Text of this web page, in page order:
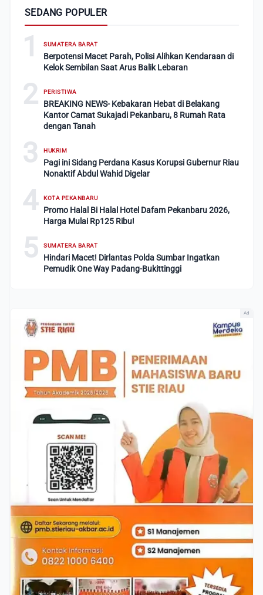
SEDANG POPULER
1 SUMATERA BARAT
Berpotensi Macet Parah, Polisi Alihkan Kendaraan di
Kelok Sembilan Saat Arus Balik Lebaran
2 PERISTIWA
BREAKING NEWS- Kebakaran Hebat di Belakang
Kantor Camat Sukajadi Pekanbaru, 8 Rumah Rata
dengan Tanah
3 HUKRIM
Pagi ini Sidang Perdana Kasus Korupsi Gubernur Riau
Nonaktif Abdul Wahid Digelar
4 KOTA PEKANBARU
Promo Halal Bi Halal Hotel Dafam Pekanbaru 2026,
Harga Mulai Rp125 Ribu!
5 SUMATERA BARAT
Hindari Macet! Dirlantas Polda Sumbar Ingatkan
Pemudik One Way Padang-Bukittinggi
Ad